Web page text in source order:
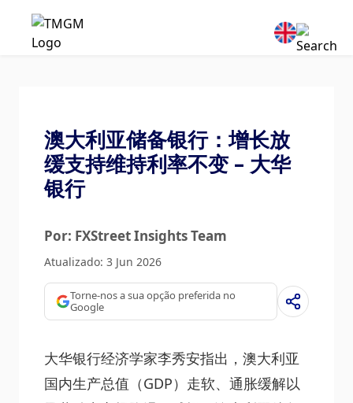
澳大利亚储备银行：增长放
缓支持维持利率不变 – 大华
银行
Por: FXStreet Insights Team
Atualizado: 3 Jun 2026
Torne-nos a sua opção preferida no
Google
大华银行经济学家李秀安指出，澳大利亚
国内生产总值（GDP）走软、通胀缓解以